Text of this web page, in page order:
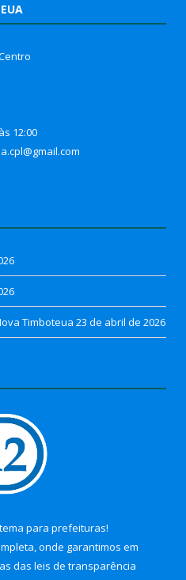
12:00
gmail.com
Timboteua 23 de abril de 2026
para prefeituras!
onde garantimos em
das leis de transparência